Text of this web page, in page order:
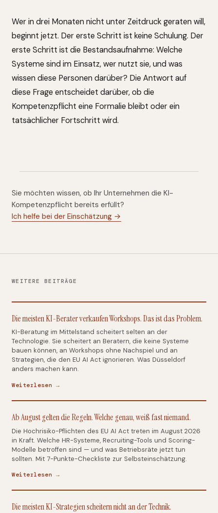
Wer in drei Monaten nicht unter Zeitdruck geraten will,
beginnt jetzt. Der erste Schritt ist keine Schulung. Der
erste Schritt ist die Bestandsaufnahme: Welche
Systeme sind im Einsatz, wer nutzt sie, und was
wissen diese Personen darüber? Die Antwort auf
diese Frage entscheidet darüber, ob die
Kompetenzpflicht eine Formalie bleibt oder ein
tatsächlicher Fortschritt wird.
Sie möchten wissen, ob Ihr Unternehmen die KI-
Kompetenzpflicht bereits erfüllt?
Ich helfe bei der Einschätzung →
WEITERE BEITRÄGE
Die meisten KI-Berater verkaufen Workshops. Das ist das Problem.
KI-Beratung im Mittelstand scheitert selten an der
Technologie. Sie scheitert an Beratern, die keine Systeme
bauen können, an Workshops ohne Nachspiel und an
Strategien, die den EU AI Act ignorieren. Was Düsseldorf
anders machen kann.
Weiterlesen →
Ab August gelten die Regeln. Welche genau, weiß fast niemand.
Die Hochrisiko-Pflichten des EU AI Act treten im August 2026
in Kraft. Welche HR-Systeme, Recruiting-Tools und Scoring-
Modelle betroffen sind — und was Betriebsräte jetzt tun
sollten. Mit 7-Punkte-Checkliste zur Selbsteinschätzung.
Weiterlesen →
Die meisten KI-Strategien scheitern nicht an der Technik.